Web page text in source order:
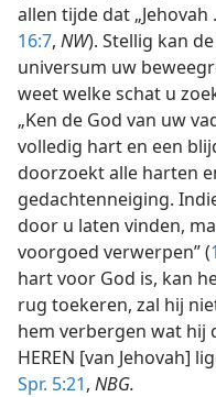
allen tijde dat „Jehovah
16:7, NW). Stellig kan
universum uw
weet welke schat u
„Ken de God van uw
volledig hart en een
doorzoekt alle harten
gedachtenneiging.
door u laten vinden,
voorgoed verwerpen” (
hart voor God is, kan
rug toekeren, zal hij
hem verbergen wat hij
HEREN [van Jehovah]
Spr. 5:21, NBG.